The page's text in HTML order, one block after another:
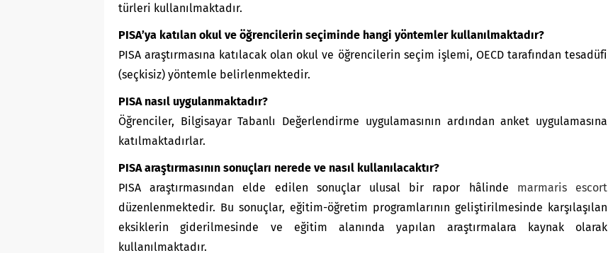
türleri kullanılmaktadır.
PISA’ya katılan okul ve öğrencilerin seçiminde hangi yöntemler kullanılmaktadır?
PISA araştırmasına katılacak olan okul ve öğrencilerin seçim işlemi, OECD tarafından tesadüfi
(seçkisiz) yöntemle belirlenmektedir.
PISA nasıl uygulanmaktadır?
Öğrenciler, Bilgisayar Tabanlı Değerlendirme uygulamasının ardından anket uygulamasına
katılmaktadırlar.
PISA araştırmasının sonuçları nerede ve nasıl kullanılacaktır?
PISA araştırmasından elde edilen sonuçlar ulusal bir rapor hâlinde marmaris escort
düzenlenmektedir. Bu sonuçlar, eğitim-öğretim programlarının geliştirilmesinde karşılaşılan
eksiklerin giderilmesinde ve eğitim alanında yapılan araştırmalara kaynak olarak
kullanılmaktadır.